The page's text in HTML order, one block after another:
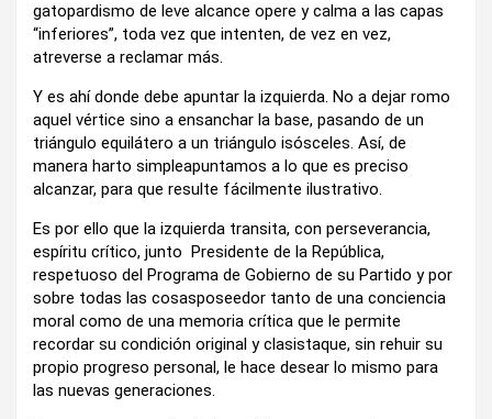
gatopardismo de leve alcance opere y calma a las capas
“inferiores”, toda vez que intenten, de vez en vez,
atreverse a reclamar más.
Y es ahí donde debe apuntar la izquierda. No a dejar romo
aquel vértice sino a ensanchar la base, pasando de un
triángulo equilátero a un triángulo isósceles. Así, de
manera harto simpleapuntamos a lo que es preciso
alcanzar, para que resulte fácilmente ilustrativo.
Es por ello que la izquierda transita, con perseverancia,
espíritu crítico, junto Presidente de la República,
respetuoso del Programa de Gobierno de su Partido y por
sobre todas las cosasposeedor tanto de una conciencia
moral como de una memoria crítica que le permite
recordar su condición original y clasistaque, sin rehuir su
propio progreso personal, le hace desear lo mismo para
las nuevas generaciones.